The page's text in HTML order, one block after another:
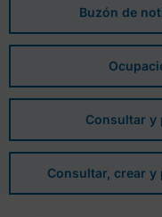
Buzón de
Consultar y
Consultar, crear y